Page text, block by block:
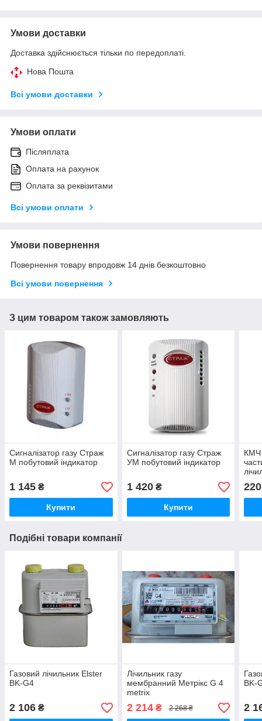
Умови доставки
Доставка здійснюється тільки по передоплаті.
Нова Пошта
Всі умови доставки
Умови оплати
Післяплата
Оплата на рахунок
Оплата за реквізитами
Всі умови оплати
Умови повернення
Повернення товару впродовж 14 днів безкоштовно
Всі умови повернення
З цим товаром також замовляють
Сигналізатор газу Страж
М побутовий індикатор
1 145 ₴
Купити
Сигналізатор газу Страж
УМ побутовий індикатор
1 420₴
Купити
КМЧ
220
Подібні товари компанії
Газовий лічильник Elster
BK-G4
2 106 ₴
Лічильник газу
мембранний Метрікс G 4
metrix
2 214₴ 2 268 ₴
BK-
2